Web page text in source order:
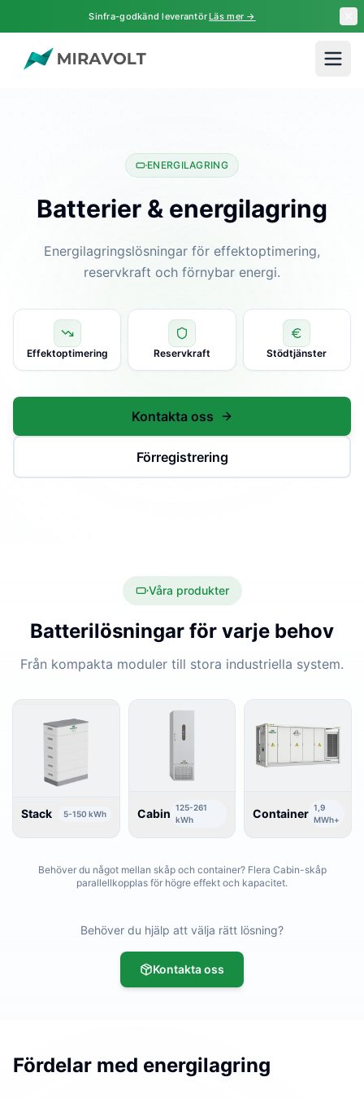
Hoppa till huvudinnehållSinfra-godkänd leverantörLäs mer →
ENERGILAGRING
Batterier & energilagring
Energilagringslösningar för effektoptimering,
reservkraft och förnybar energi.
Effektoptimering Reservkraft Stödtjänster
Kontakta oss
Förregistrering
Våra produkter
Batterilösningar för varje behov
Från kompakta moduler till stora industriella system.
Stack 5-150 kWh Cabin 125-261
kWh
Container 1,9
MWh+
Behöver du något mellan skåp och container? Flera Cabin-skåp
parallellkopplas för högre effekt och kapacitet.
Behöver du hjälp att välja rätt lösning?
Kontakta oss
Fördelar med energilagring